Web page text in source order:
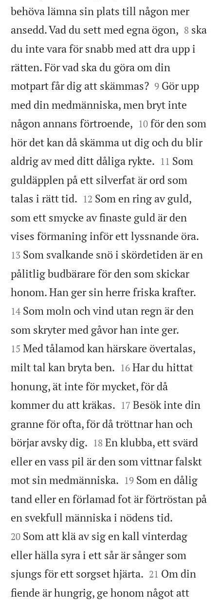
behöva lämna sin plats till någon mer
ansedd. Vad du sett med egna ögon, 

8 ska
du inte vara för snabb med att dra upp i
rätten. För vad ska du göra om din
motpart får dig att skämmas?
9 Gör upp
med din medmänniska, men bryt inte
någon annans förtroende, 

10 för den som
hör det kan då skämma ut dig och du blir
aldrig av med ditt dåliga rykte. 

11 Som
guldäpplen på ett silverfat är ord som
talas i rätt tid. 

12 Som en ring av guld,
som ett smycke av finaste guld är den
vises förmaning inför ett lyssnande öra.
13 Som svalkande snö i skördetiden är en
pålitlig budbärare för den som skickar
honom. Han ger sin herre friska krafter.
14 Som moln och vind utan regn är den
som skryter med gåvor han inte ger.
15 Med tålamod kan härskare övertalas,
milt tal kan bryta ben. 

16 Har du hittat
honung, ät inte för mycket, för då
kommer du att kräkas. 

17 Besök inte din
granne för ofta, för då tröttnar han och
börjar avsky dig. 

18 En klubba, ett svärd
eller en vass pil är den som vittnar falskt
mot sin medmänniska. 

19 Som en dålig
tand eller en förlamad fot är förtröstan på
en svekfull människa i nödens tid.
20 Som att klä av sig en kall vinterdag
eller hälla syra i ett sår är sånger som
sjungs för ett sorgset hjärta. 

21 Om din
fiende är hungrig, ge honom något att